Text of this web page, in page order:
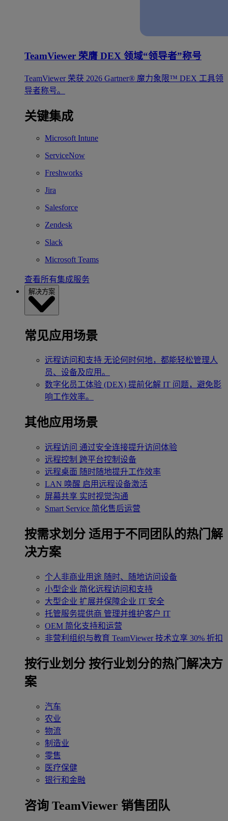
TeamViewer 荣膺 DEX 领域“领导者”称号
TeamViewer 荣获 2026 Gartner® 魔力象限™ DEX 工具领
导者称号。
关键集成
Microsoft Intune
ServiceNow
Freshworks
Jira
Salesforce
Zendesk
Slack
Microsoft Teams
查看所有集成服务
解决方案
常见应用场景
远程访问和支持 无论何时何地，都能轻松管理人
员、设备及应用。
数字化员工体验 (DEX) 提前化解 IT 问题，避免影
响工作效率。
其他应用场景
远程访问 通过安全连接提升访问体验
远程控制 跨平台控制设备
远程桌面 随时随地提升工作效率
LAN 唤醒 启用远程设备激活
屏幕共享 实时视觉沟通
Smart Service 简化售后运营
按需求划分 适用于不同团队的热门解
决方案
个人非商业用途 随时、随地访问设备
小型企业 简化远程访问和支持
大型企业 扩展并保障企业 IT 安全
托管服务提供商 管理并维护客户 IT
OEM 简化支持和运营
非营利组织与教育 TeamViewer 技术立享 30% 折扣
‌按行业划分 按行业划分的热门解决方
案
汽车
农业
物流
制造业
零售
医疗保健
银行和金融
咨询 TeamViewer 销售团队